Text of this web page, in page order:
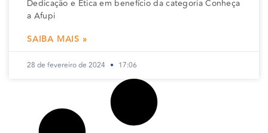
Dedicação e Ética em benefício da categoria Conheça
a Afupi
SAIBA MAIS »
28 de fevereiro de 2024 17:06